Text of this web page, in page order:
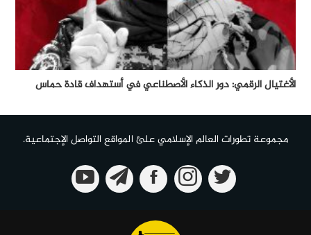
الأغتيال الرقمي: دور الذكاء الأصطناعي في أستهداف قادة حماس
مجموعة تطورات العالم الإسلامي علئ المواقع التواصل الإجتماعية.